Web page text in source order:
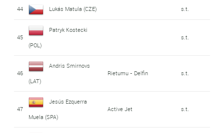
44 Lukás Matula (CZE) s.t.
45
Patryk Kostecki
(POL)
s.t.
46
Andris Smirnovs
(LAT)
Rietumu - Delfin s.t.
47
Jesús Ezquerra
Muela (SPA)
Active Jet s.t.